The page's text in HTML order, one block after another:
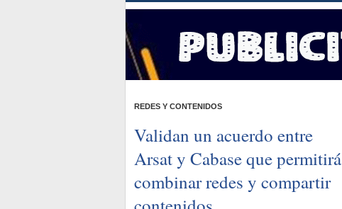
REDES Y CONTENIDOS
Validan un acuerdo entre
Arsat y Cabase que permitirá
combinar redes y compartir